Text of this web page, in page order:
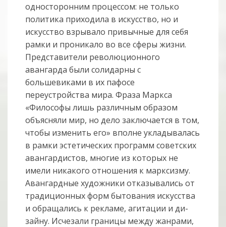
односторонним процессом: не только
политика приходила в искусство, но и
искусство взрывало привычные для себя
рамки и про­никало во все сферы жизни.
Представители революционного
авангарда были солидарны с
большевиками в их пафосе
переустройства мира. Фраза Мар­кса
«Философы лишь различным образом
объясняли мир, но дело заклю­чается в том,
чтобы изменить его» вполне укладывалась
в рамки эстетических про­грамм советских
авангардистов, многие из которых не
имели никакого отно­ше­ния к марксизму.
Авангардные художники отказывались от
тради­ци­онных форм бытования искусства
и обращались к рекламе, агитации и ди­
зайну. Исче­зали границы между жанрами,